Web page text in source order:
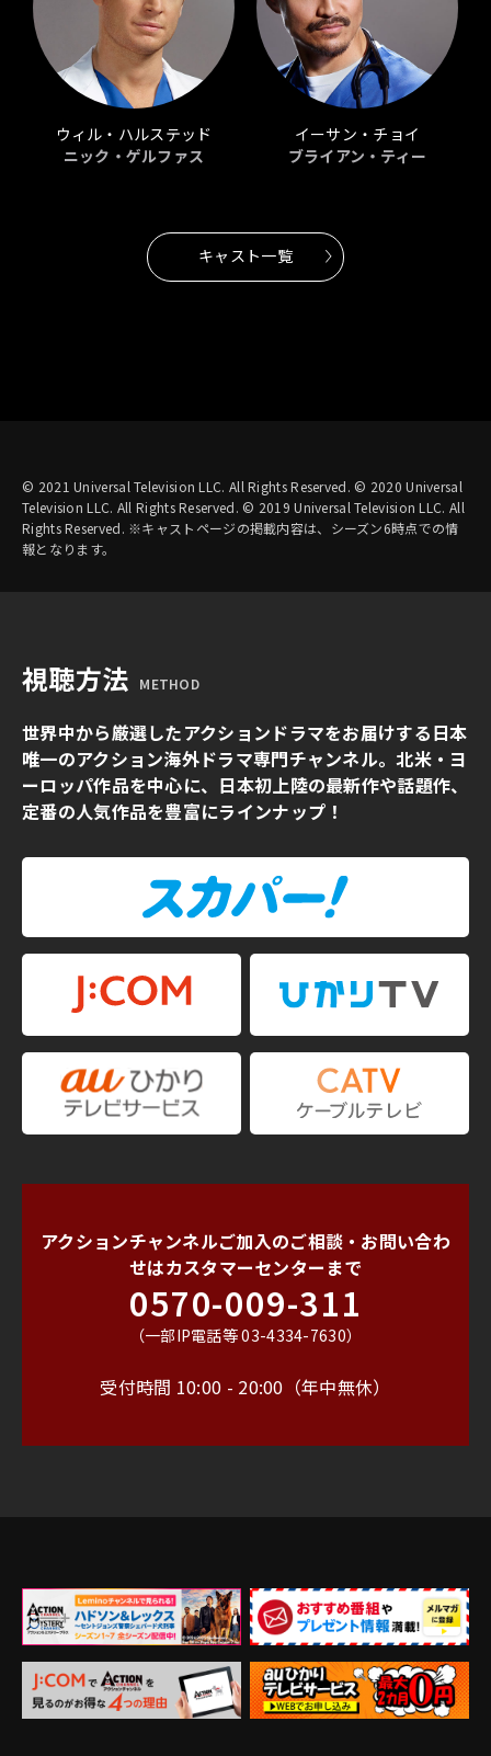
ウィル・ハルステッド
ニック・ゲルファス
イーサン・チョイ
ブライアン・ティー
キャスト一覧
© 2021 Universal Television LLC. All Rights Reserved. © 2020 Universal
Television LLC. All Rights Reserved. © 2019 Universal Television LLC. All
Rights Reserved. ※キャストページの掲載内容は、シーズン6時点での情
報となります。
視聴方法 METHOD
世界中から厳選したアクションドラマをお届けする日本
唯一のアクション海外ドラマ専門チャンネル。北米・ヨ
ーロッパ作品を中心に、日本初上陸の最新作や話題作、
定番の人気作品を豊富にラインナップ！
アクションチャンネルご加入のご相談・お問い合わ
せはカスタマーセンターまで
0570-009-311
（一部IP電話等 03-4334-7630）
受付時間 10:00 - 20:00（年中無休）